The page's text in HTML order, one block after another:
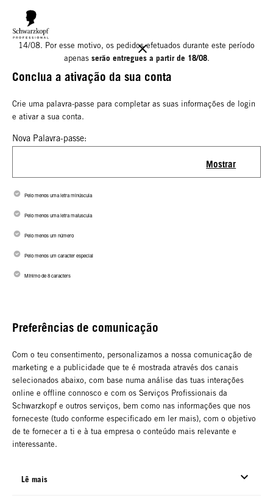
Informamos que o nosso armazém estará encerrado para férias até
14/08. Por esse motivo, os pedidos efetuados durante este período
apenas serão entregues a partir de 18/08.
Conclua a ativação da sua conta
Crie uma palavra-passe para completar as suas informações de login
e ativar a sua conta.
Nova Palavra-passe:
Mostrar
Pelo menos uma letra minúscula
Pelo menos uma letra maíuscula
Pelo menos um número
Pelo menos um caracter especial
Mínimo de 8 caracters
Preferências de comunicação
Com o teu consentimento, personalizamos a nossa comunicação de
marketing e a publicidade que te é mostrada através dos canais
selecionados abaixo, com base numa análise das tuas interações
online e offline connosco e com os Serviços Profissionais da
Schwarzkopf e outros serviços, bem como nas informações que nos
forneceste (tudo conforme especificado em ler mais), com o objetivo
de te fornecer a ti e à tua empresa o conteúdo mais relevante e
interessante.
Lê mais